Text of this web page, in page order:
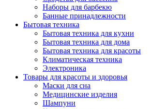
Наборы для барбекю
Банные принадлежности
Бытовая техника
Бытовая техника для кухни
Бытовая техника для дома
Бытовая техника для красоты
Климатическая техника
Электроника
Товары для красоты и здоровья
Маски для сна
Медицинские изделия
Шампуни